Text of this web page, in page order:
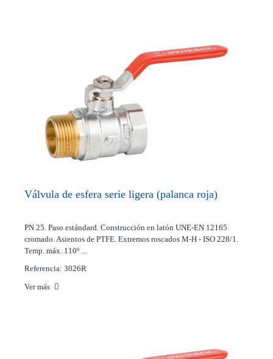
Válvula de esfera serie ligera (palanca roja)
PN 25. Paso estándard. Construcción en latón UNE-EN 12165
cromado. Asientos de PTFE. Extremos roscados M-H - ISO 228/1.
Temp. máx. 110º ...
Referencia: 3026R
Ver más